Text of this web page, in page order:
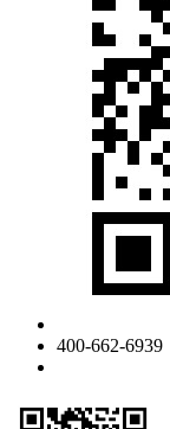
400-662-6939